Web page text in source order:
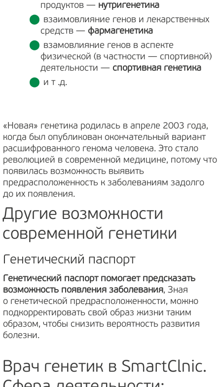
продуктов — нутригенетика
взаимовлияние генов и лекарственных
средств — фармагенетика
взамовлияние генов в аспекте
физической (в частности — спортивной)
деятельности — спортивная генетика
и т .д.
«Новая» генетика родилась в апреле 2003 года,
когда был опубликован окончательный вариант
расшифрованного генома человека. Это стало
революцией в современной медицине, потому что
появилась возможность выявить
предрасположенность к заболеваниям задолго
до их появления.
Другие возможности
современной генетики
Генетический паспорт
Генетический паспорт помогает предсказать
возможность появления заболевания, Зная
о генетической предрасположенности, можно
подкорректировать свой образ жизни таким
образом, чтобы снизить вероятность развития
болезни.
Врач генетик в SmartClnic.